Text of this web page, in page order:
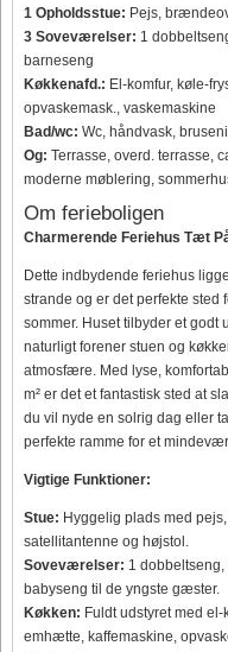
1 Opholdsstue: Pejs,
3 Soveværelser: 1
barneseng
Køkkenafd.: El-komfur, køle-
opvaskemask., vaskemaskine
Bad/wc: Wc, håndvask,
Og: Terrasse, overd. terrasse,
moderne møblering,
Om ferieboligen
Charmerende Feriehus Tæt
Dette indbydende feriehus
strande og er det perfekte sted
sommer. Huset tilbyder et godt
naturligt forener stuen og
atmosfære. Med lyse,
m² er det et fantastisk sted at
du vil nyde en solrig dag eller
perfekte ramme for et
Vigtige Funktioner:
Stue: Hyggelig plads med
satellitantenne og højstol.
Soveværelser: 1
babyseng til de yngste gæster.
Køkken: Fuldt udstyret med
emhætte, kaffemaskine,